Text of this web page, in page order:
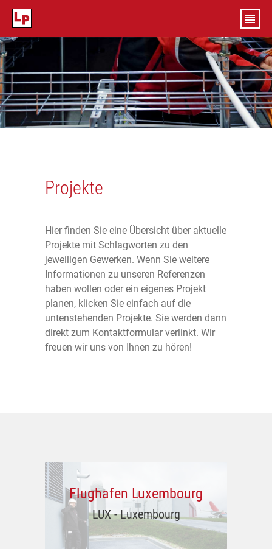
Sprache
DE
Startseite
Lösungen & Leistungen
Planung
Energietechnik
Gebäudesystemtechnik
Sicherheitstechnik
Krankenhaustechnik
Flughafentechnik
Produzierende Unternehmen
Über uns
Aktuelles
©2026 Lux-Power S.á.r.l.
Projekte
Hier finden Sie eine Übersicht über aktuelle
Projekte mit Schlagworten zu den
jeweiligen Gewerken. Wenn Sie weitere
Informationen zu unseren Referenzen
haben wollen oder ein eigenes Projekt
planen, klicken Sie einfach auf die
untenstehenden Projekte. Sie werden dann
direkt zum Kontaktformular verlinkt. Wir
freuen wir uns von Ihnen zu hören!
Flughafen Luxembourg
LUX - Luxembourg